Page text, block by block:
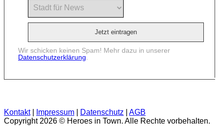
Wir schicken keinen Spam! Mehr dazu in unserer
Datenschutzerklärung
Kontakt| Impressum Datenschutz
AGB
Copyright 2026 © Heroes in Town. Alle Rechte vorbehalten.